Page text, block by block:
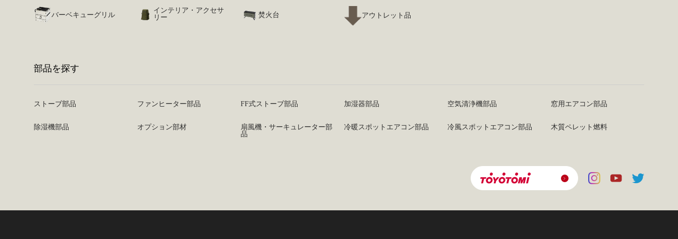
バーベキューグリル
インテリア・アクセサ
リー
焚火台 アウトレット品
部品を探す
ストーブ部品 ファンヒーター部品 FF式ストーブ部品 加湿器部品 空気清浄機部品 窓用エアコン部品
除湿機部品 オプション部材
扇風機・サーキュレーター部
品
冷暖スポットエアコン部品 冷風スポットエアコン部品 木質ペレット燃料